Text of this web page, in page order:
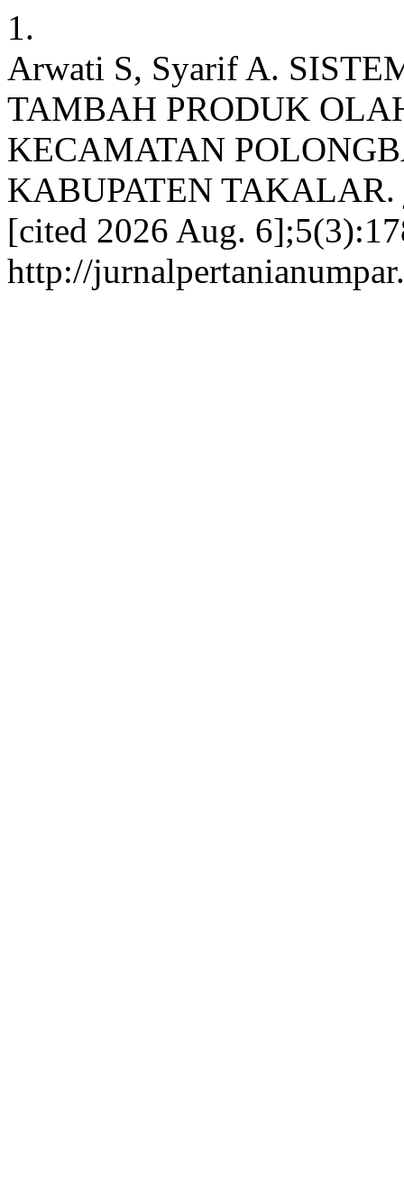
1.
Arwati S, Syarif A.
TAMBAH PRODUK
KECAMATAN
KABUPATEN TAKALAR.
[cited 2026 Aug.
http://